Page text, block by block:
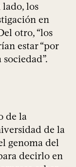
lado, los
en
otro, “los
estar “por
de la
de la
genoma del
decirlo en